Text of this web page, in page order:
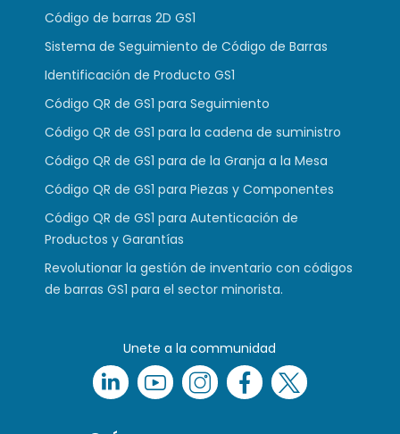
Código de barras 2D GS1
Sistema de Seguimiento de Código de Barras
Identificación de Producto GS1
Código QR de GS1 para Seguimiento
Código QR de GS1 para la cadena de suministro
Código QR de GS1 para de la Granja a la Mesa
Código QR de GS1 para Piezas y Componentes
Código QR de GS1 para Autenticación de
Productos y Garantías
Revolutionar la gestión de inventario con códigos
de barras GS1 para el sector minorista.
Unete a la communidad